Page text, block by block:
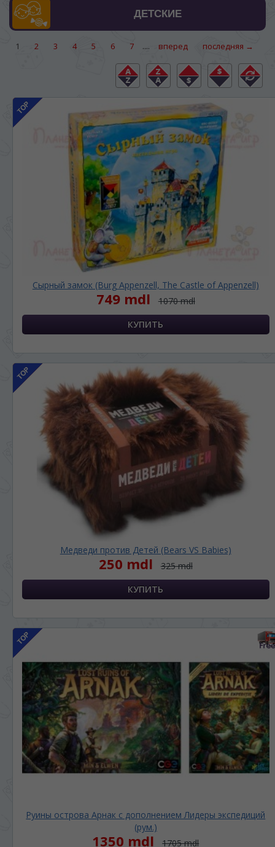
ДЕТСКИЕ
1 2 3 4 5 6 7 .... вперед последняя →
Сырный замок (Burg Appenzell, The Castle of Appenzell)
749 mdl 1070 mdl
Медведи против Детей (Bears VS Babies)
250 mdl 325 mdl
Руины острова Арнак с дополнением Лидеры экспедиций
(рум.)
1350 mdl 1705 mdl